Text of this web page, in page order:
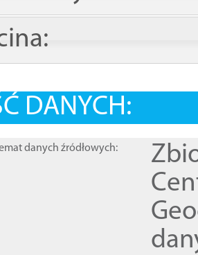
DANYCH:
danych źródłowych: